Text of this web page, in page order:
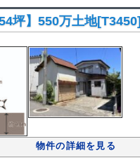
坪】550万土地[T3450]
物件の詳細を見る